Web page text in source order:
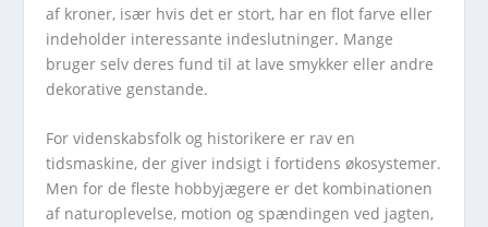
af kroner, især hvis det er stort, har en flot farve eller
indeholder interessante indeslutninger. Mange
bruger selv deres fund til at lave smykker eller andre
dekorative genstande.
For videnskabsfolk og historikere er rav en
tidsmaskine, der giver indsigt i fortidens økosystemer.
Men for de fleste hobbyjægere er det kombinationen
af naturoplevelse, motion og spændingen ved jagten,